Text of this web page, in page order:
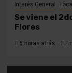
Interés General
Se viene el
Flores
6 horas atrás